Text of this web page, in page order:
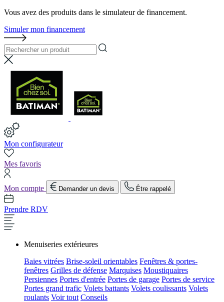
Vous avez des produits dans le simulateur de financement.
Simuler mon financement
Mon configurateur
Mes favoris
Mon compte Demander un devis Être rappelé
Prendre RDV
Menuiseries extérieures
Baies vitrées Brise-soleil orientables Fenêtres & portes-
fenêtres Grilles de défense Marquises Moustiquaires
Persiennes Portes d'entrée Portes de garage Portes de service
Portes grand trafic Volets battants Volets coulissants Volets
roulants Voir tout Conseils